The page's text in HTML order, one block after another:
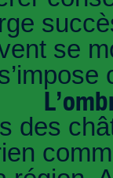
se
des